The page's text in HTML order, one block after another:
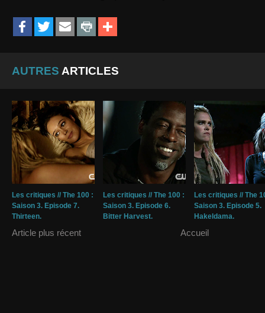
AUTRES ARTICLES
Les critiques // The 100 :
Saison 3. Episode 7.
Thirteen.
Les critiques // The 100 :
Saison 3. Episode 6.
Bitter Harvest.
Les critiques // The
Saison 3. Episode 5.
Hakeldama.
Article plus récent Accueil